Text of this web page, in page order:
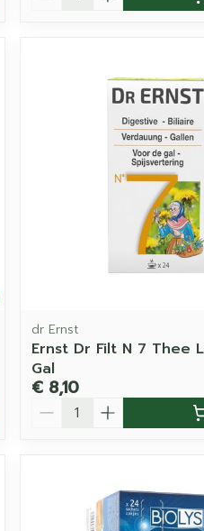
dr Ernst
Ernst Dr Filt N 7 Thee
Gal
€ 8,10
Aantal